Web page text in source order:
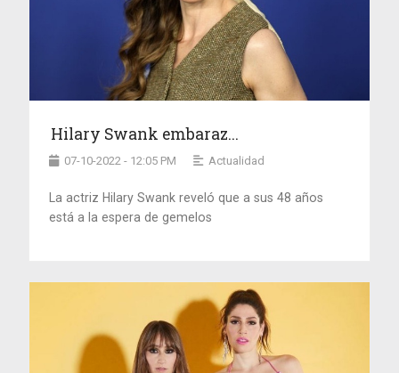
Hilary Swank embaraz...
07-10-2022 - 12:05 PM Actualidad
La actriz Hilary Swank reveló que a sus 48 años
está a la espera de gemelos